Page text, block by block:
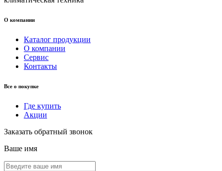
О компании
Каталог продукции
О компании
Сервис
Контакты
Все о покупке
Где купить
Акции
Заказать обратный звонок
Ваше имя